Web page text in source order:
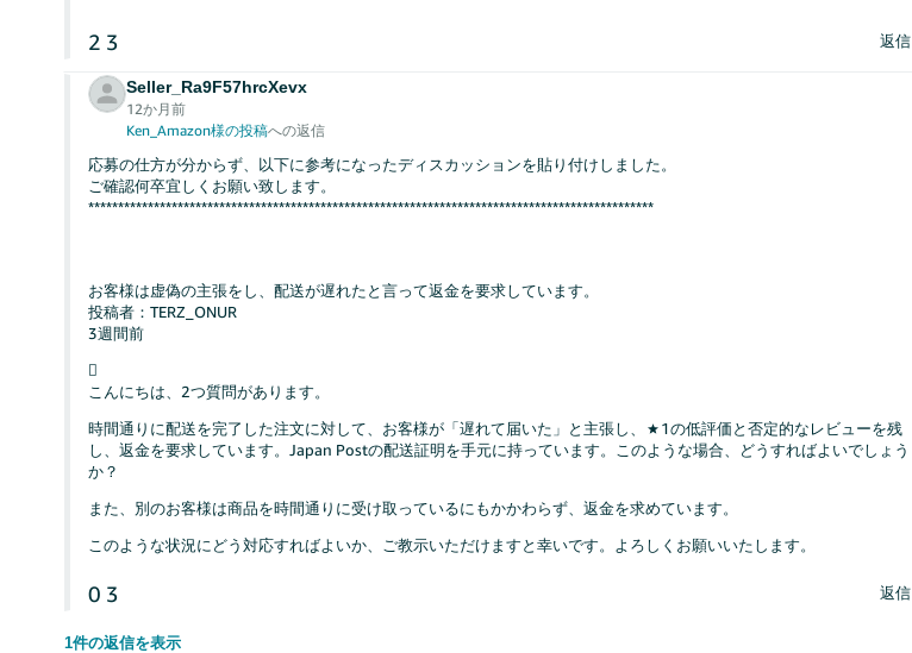
2 3 返信
Seller_Ra9F57hrcXevx
12か月前
Ken_Amazon様の投稿への返信
応募の仕方が分からず、以下に参考になったディスカッションを貼り付けしました。
ご確認何卒宜しくお願い致します。
***********************************************************************************************
お客様は虚偽の主張をし、配送が遅れたと言って返金を要求しています。
投稿者：TERZ_ONUR
3週間前

こんにちは、2つ質問があります。
時間通りに配送を完了した注文に対して、お客様が「遅れて届いた」と主張し、★1の低評価と否定的なレビューを残
し、返金を要求しています。Japan Postの配送証明を手元に持っています。このような場合、どうすればよいでしょう
か？
また、別のお客様は商品を時間通りに受け取っているにもかかわらず、返金を求めています。
このような状況にどう対応すればよいか、ご教示いただけますと幸いです。よろしくお願いいたします。
0 3 返信
1件の返信を表示